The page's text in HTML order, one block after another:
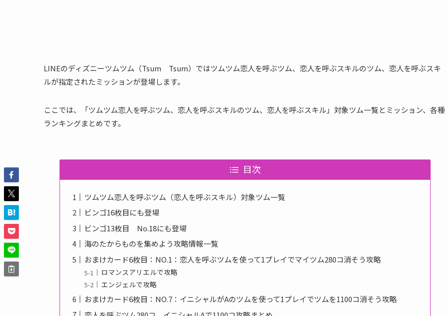
LINEのディズニーツムツム（Tsum Tsum）ではツムツム恋人を呼ぶツム、恋人を呼ぶスキルのツム、恋人を呼ぶスキ
ルが指定されたミッションが登場します。
ここでは、「ツムツム恋人を呼ぶツム、恋人を呼ぶスキルのツム、恋人を呼ぶスキル」対象ツム一覧とミッション、各種
ランキングまとめです。
目次
ツムツム恋人を呼ぶツム（恋人を呼ぶスキル）対象ツム一覧
ビンゴ16枚目にも登場
ビンゴ13枚目 No.18にも登場
海のたからものを集めよう攻略情報一覧
おまけカード6枚目：NO.1：恋人を呼ぶツムを使って1プレイでマイツム280コ消そう攻略
ロマンスアリエルで攻略
エンジェルで攻略
おまけカード6枚目：NO.7：イニシャルがAのツムを使って1プレイでツムを1100コ消そう攻略